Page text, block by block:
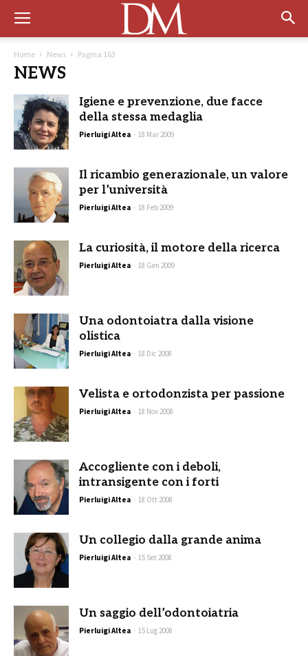
Home News Pagina 163
NEWS
Igiene e prevenzione, due facce
della stessa medaglia
Pierluigi Altea - 18 Mar 2009
Il ricambio generazionale, un valore
per l’università
Pierluigi Altea - 18 Feb 2009
La curiosità, il motore della ricerca
Pierluigi Altea - 18 Gen 2009
Una odontoiatra dalla visione
olistica
Pierluigi Altea - 18 Dic 2008
Velista e ortodonzista per passione
Pierluigi Altea - 18 Nov 2008
Accogliente con i deboli,
intransigente con i forti
Pierluigi Altea - 18 Ott 2008
Un collegio dalla grande anima
Pierluigi Altea - 15 Set 2008
Un saggio dell’odontoiatria
Pierluigi Altea - 15 Lug 2008